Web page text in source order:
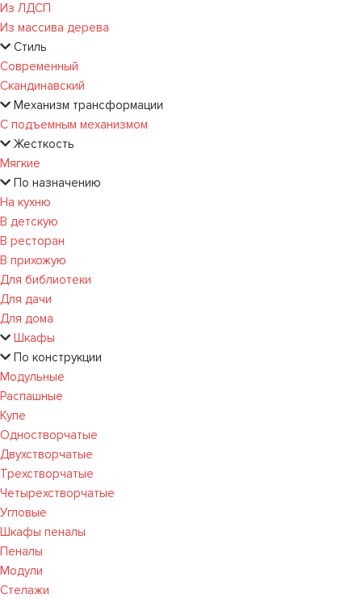
Из ЛДСП
Из массива дерева
Стиль
Современный
Скандинавский
Механизм трансформации
С подъемным механизмом
Жесткость
Мягкие
По назначению
На кухню
В детскую
В ресторан
В прихожую
Для библиотеки
Для дачи
Для дома
Шкафы
По конструкции
Модульные
Распашные
Купе
Одностворчатые
Двухстворчатые
Трехстворчатые
Четырехстворчатые
Угловые
Шкафы пеналы
Пеналы
Модули
Стелажи